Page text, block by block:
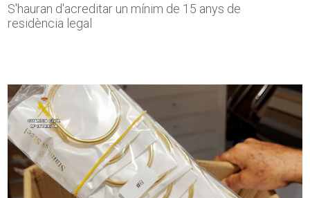
S'hauran d'acreditar un mínim de 15 anys de
residència legal